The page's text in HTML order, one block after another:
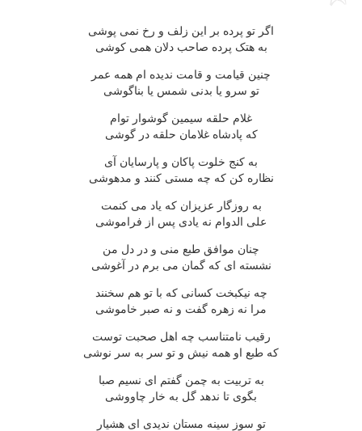
اگر تو پرده بر این زلف و رخ نمی پوشی
به هتک پرده صاحب دلان همی کوشی
چنین قیامت و قامت ندیده ام همه عمر
تو سرو یا بدنی شمس یا بناگوشی
غلام حلقه سیمین گوشوار توام
که پادشاه غلامان حلقه در گوشی
به کنج خلوت پاکان و پارسایان آی
نظاره کن که چه مستی کنند و مدهوشی
به روزگار عزیزان که یاد می کنمت
علی الدوام نه یادی پس از فراموشی
چنان موافق طبع منی و در دل من
نشسته ای که گمان می برم در آغوشی
چه نیکبخت کسانی که با تو هم سخنند
مرا نه زهره گفت و نه صبر خاموشی
رقیب نامتناسب چه اهل صحبت توست
که طبع او همه نیش و تو سر به سر نوشی
به تربیت به چمن گفتم ای نسیم صبا
بگوی تا ندهد گل به خار چاووشی
تو سوز سینه مستان ندیدی ای هشیار